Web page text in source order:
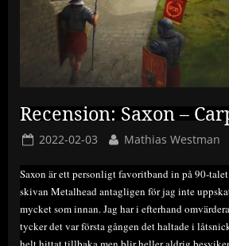
Recension: Saxon –
Posted
2022-02-03 By
Mathias Westman
Saxon är ett personligt favoritband in på 90-
skivan Metalhead antagligen för jag inte
mycket som innan. Jag har i efterhand
tycker det var första gången det haltade i